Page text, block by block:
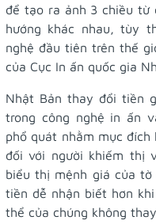
để tạo ra ảnh 3 chiều từ
hướng khác nhau, tùy
nghệ đầu tiên trên thế
của Cục In ấn quốc gia
Nhật Bản thay đổi tiền
trong công nghệ in ấn
phổ quát nhằm mục
đối với người khiếm thị
biểu thị mệnh giá của
tiền dễ nhận biết hơn
thể của chúng không